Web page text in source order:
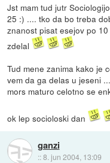
Jst mam tud jutr
25 :) .... tko da bo treba
znanost pisat esejov po
zdelal
Tud mene zanima kako je
vem da ga delas u jeseni
mors maturo celotno se
ok lep socioloski dan
ganzi
::8. jun 2004, 13:09